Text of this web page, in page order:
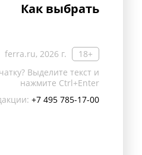
Как выбрать
ferra.ru, 2026 г.
18+
Выделите текст и
нажмите Ctrl+Enter
+7 495 785-17-00